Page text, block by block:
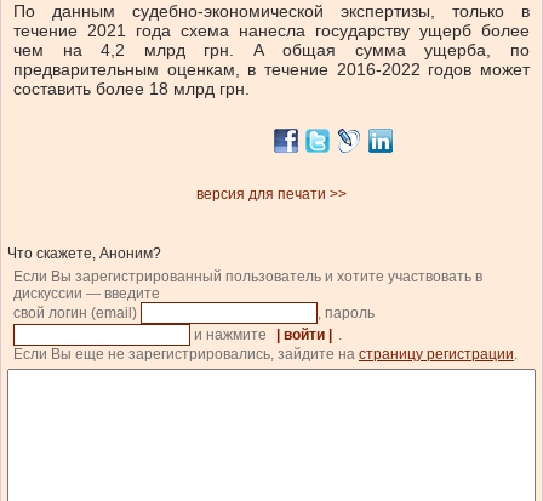
По данным судебно-экономической экспертизы, только в
течение 2021 года схема нанесла государству ущерб более
чем на 4,2 млрд грн. А общая сумма ущерба, по
предварительным оценкам, в течение 2016-2022 годов может
составить более 18 млрд грн.
версия для печати >>
Что скажете, Аноним?
Если Вы зарегистрированный пользователь и хотите участвовать в
дискуссии — введите
свой логин (email)
, пароль
и нажмите
| войти |
.
Если Вы еще не зарегистрировались, зайдите на страницу регистрации.